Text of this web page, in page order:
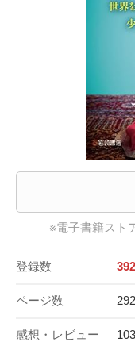
※電子書籍スト
登録数 392
ページ数 292
感想・レビュー 103